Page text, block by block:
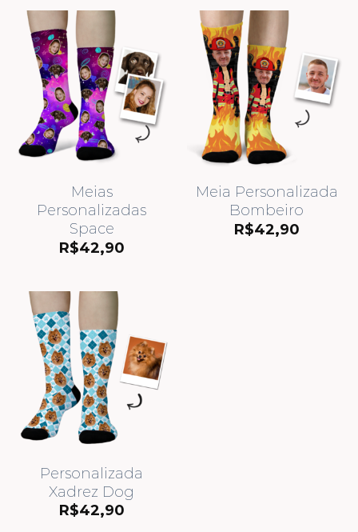
Meias
Personalizadas
Space
R$42,90
Meia Personalizada
Bombeiro
R$42,90
Personalizada
Xadrez Dog
R$42,90